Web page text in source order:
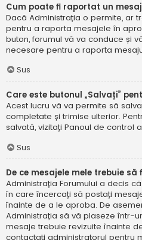
Cum poate fi raportat un
Dacă Administrația o permite, ar
pentru a raporta mesajele în
buton, forumul vă va conduce și
necesare pentru a raporta
Sus
Care este butonul „Salvați”
Acest lucru vă va permite să
completate și trimise ulterior.
salvată, vizitați Panoul de control
Sus
De ce mesajele mele trebuie să
Administrația Forumului a decis
în care încercați să postați
înainte de a le aproba. De
Administrația să vă plaseze într-
mesaje trebuie revizuite înainte
contactați administratorul pentru